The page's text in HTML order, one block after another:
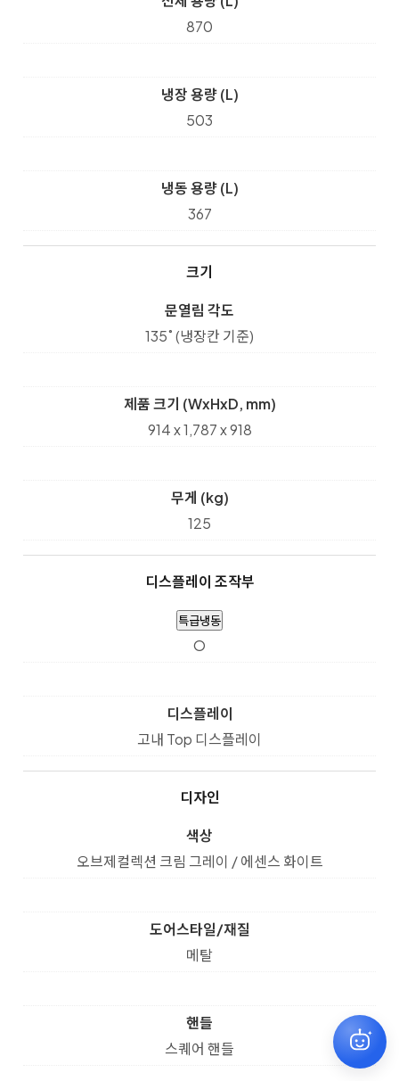
870
냉장 용량 (L)
503
냉동 용량 (L)
367
크기
문열림 각도
135˚ (냉장칸 기준)
제품 크기 (WxHxD, mm)
914 x 1,787 x 918
무게 (kg)
125
디스플레이 조작부
특급냉동
O
디스플레이
고내 Top 디스플레이
디자인
색상
오브제컬렉션 크림 그레이 / 에센스 화이트
도어스타일/재질
메탈
핸들
스퀘어 핸들
원하시는 상품을 찾아드릴게요